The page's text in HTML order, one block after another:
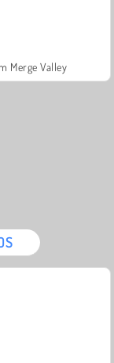
Merge Valley